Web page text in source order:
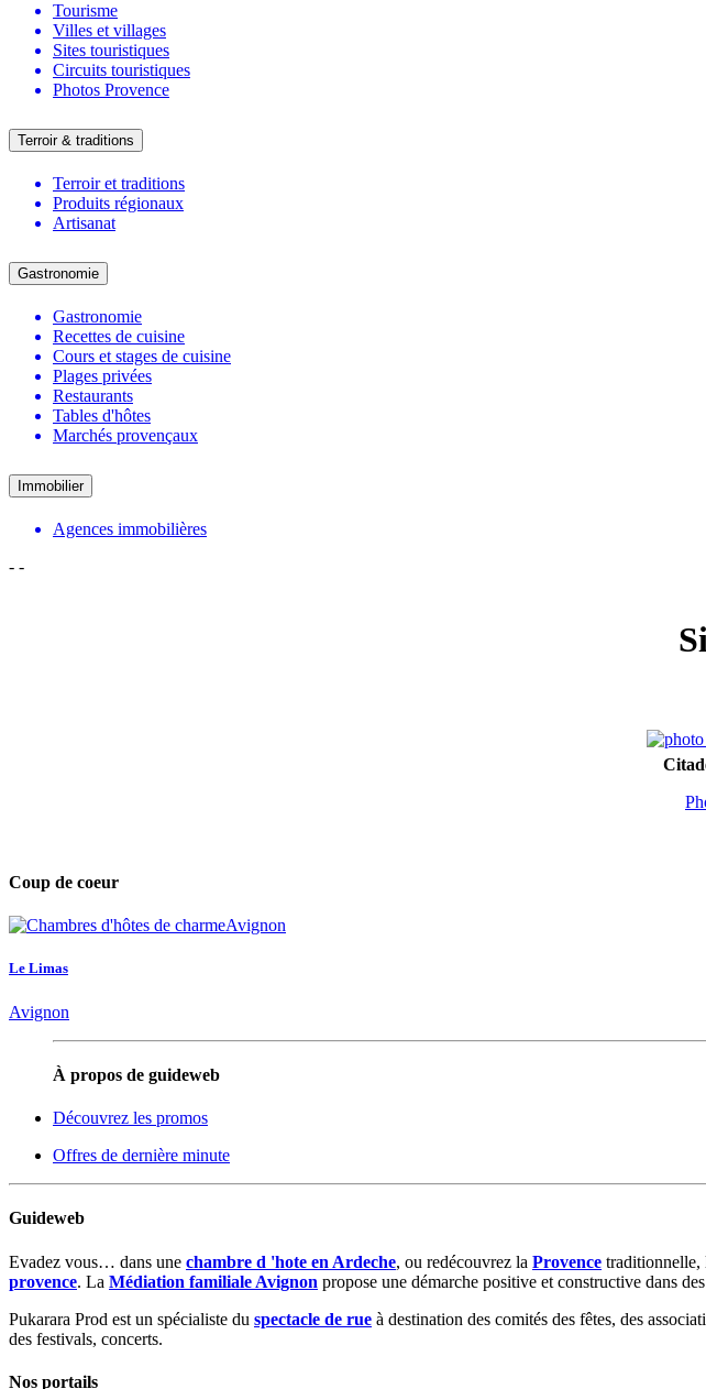
Tourisme
Villes et villages
Sites touristiques
Circuits touristiques
Photos Provence
Terroir & traditions
Terroir et traditions
Produits régionaux
Artisanat
Gastronomie
Gastronomie
Recettes de cuisine
Cours et stages de cuisine
Plages privées
Restaurants
Tables d'hôtes
Marchés provençaux
Immobilier
Agences immobilières
- -
Coup de coeur
Le Limas
Avignon
À propos de guideweb
Découvrez les promos
Offres de dernière minute
Guideweb
Evadez vous… dans une chambre d 'hote en Ardeche, ou redécouvrez la Provence traditionnelle,
provence. La Médiation familiale Avignon propose une démarche positive et constructive dans
Pukarara Prod est un spécialiste du spectacle de rue à destination des comités des fêtes, des
des festivals, concerts.
Nos portails